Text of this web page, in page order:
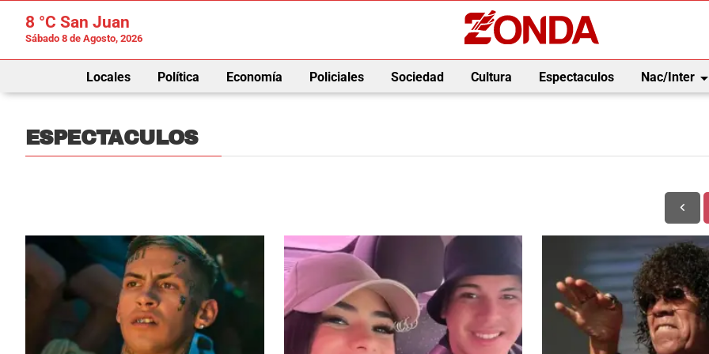
8 °C San Juan
Sábado 8 de Agosto, 2026
Locales Política Economía Policiales Sociedad Cultura Espectaculos Nac/Interarrow_drop_down
ESPECTACULOS